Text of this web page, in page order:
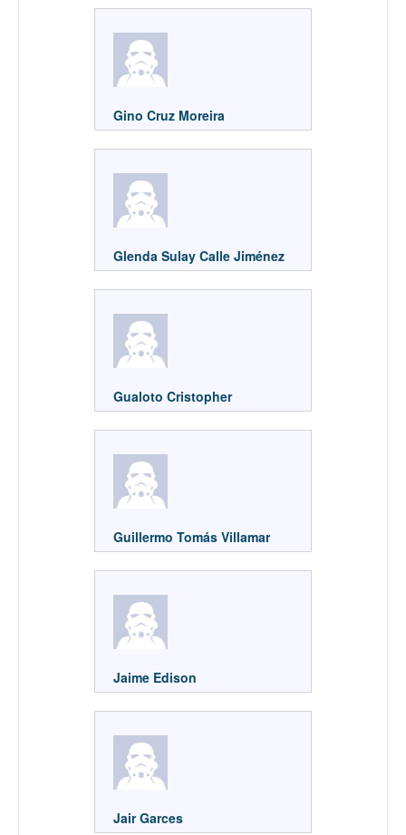
Gino Cruz Moreira
Glenda Sulay Calle Jiménez
Gualoto Cristopher
Guillermo Tomás Villamar
Jaime Edison
Jair Garces